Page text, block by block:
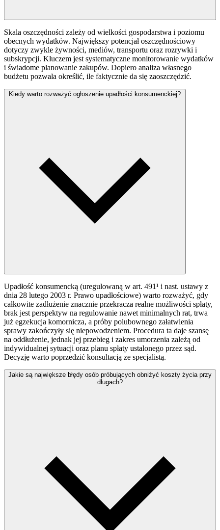
Skala oszczędności zależy od wielkości gospodarstwa i poziomu
obecnych wydatków. Największy potencjał oszczędnościowy
dotyczy zwykle żywności, mediów, transportu oraz rozrywki i
subskrypcji. Kluczem jest systematyczne monitorowanie wydatków
i świadome planowanie zakupów. Dopiero analiza własnego
budżetu pozwala określić, ile faktycznie da się zaoszczędzić.
Kiedy warto rozważyć ogłoszenie upadłości konsumenckiej?
Upadłość konsumencką (uregulowaną w art. 491¹ i nast. ustawy z
dnia 28 lutego 2003 r. Prawo upadłościowe) warto rozważyć, gdy
całkowite zadłużenie znacznie przekracza realne możliwości spłaty,
brak jest perspektyw na regulowanie nawet minimalnych rat, trwa
już egzekucja komornicza, a próby polubownego załatwienia
sprawy zakończyły się niepowodzeniem. Procedura ta daje szansę
na oddłużenie, jednak jej przebieg i zakres umorzenia zależą od
indywidualnej sytuacji oraz planu spłaty ustalonego przez sąd.
Decyzję warto poprzedzić konsultacją ze specjalistą.
Jakie są największe błędy osób próbujących obniżyć koszty życia przy
długach?